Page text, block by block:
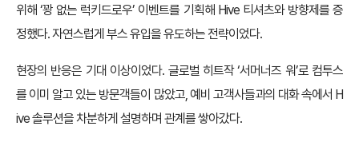
위해 ‘꽝 없는 럭키드로우’ 이벤트를 기획해 Hive 티셔츠와 방향제를 증
정했다. 자연스럽게 부스 유입을 유도하는 전략이었다.
현장의 반응은 기대 이상이었다. 글로벌 히트작 ‘서머너즈 워’로 컴투스
를 이미 알고 있는 방문객들이 많았고, 예비 고객사들과의 대화 속에서 H
ive 솔루션을 차분하게 설명하며 관계를 쌓아갔다.